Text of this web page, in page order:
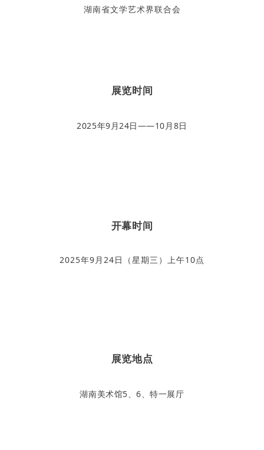
湖南省文学艺术界联合会
展览时间
2025年9月24日——10月8日
开幕时间
2025年9月24日（星期三）上午10点
展览地点
湖南美术馆5、6、特一展厅